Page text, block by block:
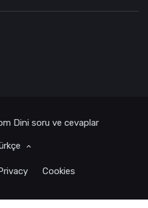
Dini soru ve cevaplar
Cookies